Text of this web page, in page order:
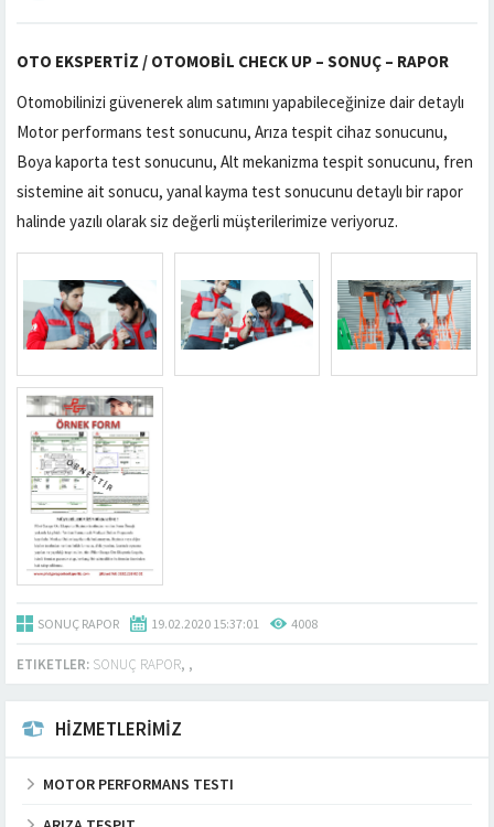
OTO EKSPERTİZ / OTOMOBİL CHECK UP – SONUÇ – RAPOR
Otomobilinizi güvenerek alım satımını yapabileceğinize dair detaylı
Motor performans test sonucunu, Arıza tespit cihaz sonucunu,
Boya kaporta test sonucunu, Alt mekanizma tespit sonucunu, fren
sistemine ait sonucu, yanal kayma test sonucunu detaylı bir rapor
halinde yazılı olarak siz değerli müşterilerimize veriyoruz.
SONUÇ RAPOR 19.02.2020 15:37:01 4008
ETIKETLER: SONUÇ RAPOR, ,
HİZMETLERİMİZ
MOTOR PERFORMANS TESTI